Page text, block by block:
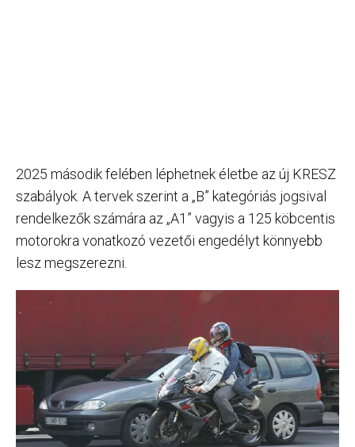
2025 második felében léphetnek életbe az új KRESZ
szabályok. A tervek szerint a „B” kategóriás jogsival
rendelkezők számára az „A1” vagyis a 125 köbcentis
motorokra vonatkozó vezetői engedélyt könnyebb
lesz megszerezni.